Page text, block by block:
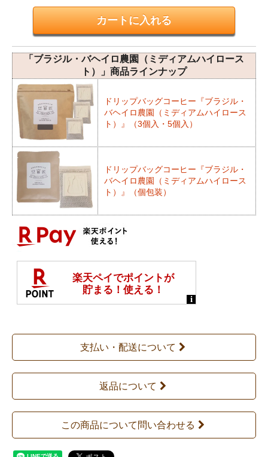
「ブラジル・バヘイロ農園（ミディアムハイロース
ト）」商品ラインナップ
ドリップバッグコーヒー『ブラジル・
バヘイロ農園（ミディアムハイロース
ト）』（3個入・5個入）
ドリップバッグコーヒー『ブラジル・
バヘイロ農園（ミディアムハイロース
ト）』（個包装）
支払い・配送について
返品について
この商品について問い合わせる